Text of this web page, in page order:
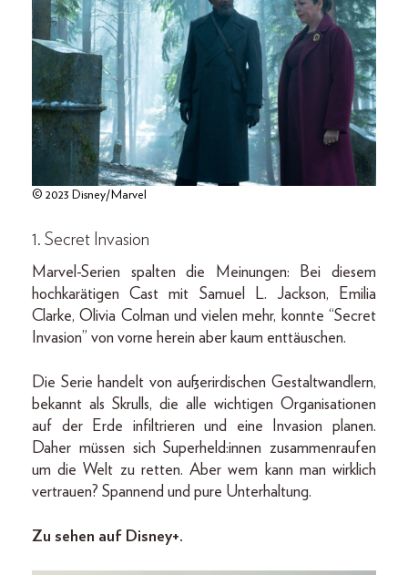
© 2023 Disney/Marvel
1. Secret Invasion
Marvel-Serien spalten die Meinungen: Bei diesem
hochkarätigen Cast mit Samuel L. Jackson, Emilia
Clarke, Olivia Colman und vielen mehr, konnte “Secret
Invasion” von vorne herein aber kaum enttäuschen.
Die Serie handelt von außerirdischen Gestaltwandlern,
bekannt als Skrulls, die alle wichtigen Organisationen
auf der Erde infiltrieren und eine Invasion planen.
Daher müssen sich Superheld:innen zusammenraufen
um die Welt zu retten. Aber wem kann man wirklich
vertrauen? Spannend und pure Unterhaltung.
Zu sehen auf Disney+.